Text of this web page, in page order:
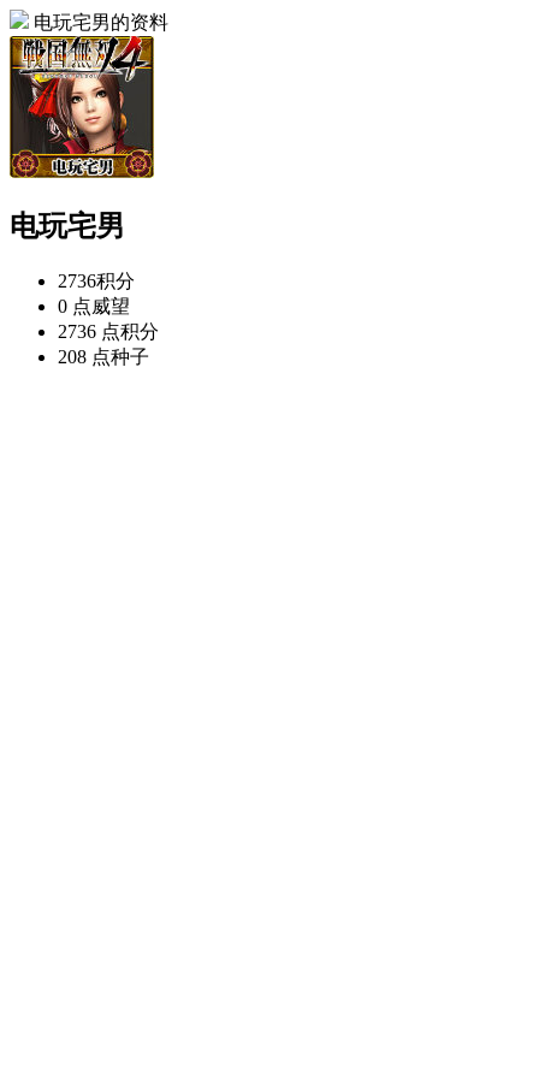
电玩宅男的资料
电玩宅男
2736积分
0 点威望
2736 点积分
208 点种子